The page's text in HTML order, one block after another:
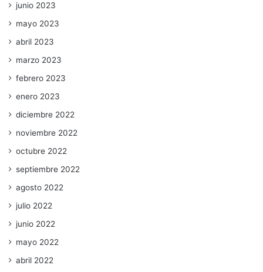
junio 2023
mayo 2023
abril 2023
marzo 2023
febrero 2023
enero 2023
diciembre 2022
noviembre 2022
octubre 2022
septiembre 2022
agosto 2022
julio 2022
junio 2022
mayo 2022
abril 2022